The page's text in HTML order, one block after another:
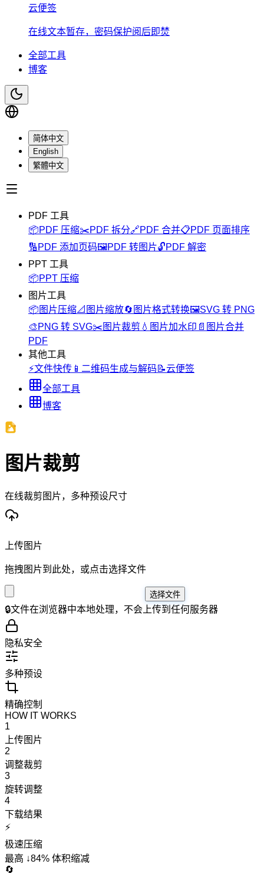
云便签
在线文本暂存，密码保护阅后即焚
全部工具
博客
简体中文
English
繁體中文
PDF 工具
📦PDF 压缩✂️PDF 拆分🔗PDF 合并📋PDF 页面排序
🔢 PDF 添加页码🖼️PDF 转图片🔓PDF 解密
PPT 工具
📦PPT 压缩
图片工具
📦 图片压缩📐 图片缩放🔄 图片格式转换🖼️SVG 转 PNG
🎨 PNG 转 SVG✂️图片裁剪 💧 图片加水印 📄 图片合并
PDF
其他工具
⚡文件快传 📱 二维码生成与解码 📝云便签
全部工具
博客
图片裁剪
在线裁剪图片，多种预设尺寸
上传图片
拖拽图片到此处，或点击选择文件
选择文件
🔒文件在浏览器中本地处理，不会上传到任何服务器
隐私安全
多种预设
精确控制
HOW IT WORKS
1
上传图片
2
调整裁剪
3
旋转调整
4
下载结果
⚡
极速压缩
最高 ↓84% 体积缩减
🔄